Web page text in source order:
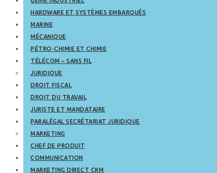
HARDWARE ET SYSTÈMES EMBARQUÉS
MARINE
MÉCANIQUE
PÉTRO-CHIMIE ET CHIMIE
TÉLÉCOM – SANS FIL
JURIDIQUE
DROIT FISCAL
DROIT DU TRAVAIL
JURISTE ET MANDATAIRE
PARALÉGAL SECRÉTARIAT JURIDIQUE
MARKETING
CHEF DE PRODUIT
COMMUNICATION
MARKETING DIRECT CRM